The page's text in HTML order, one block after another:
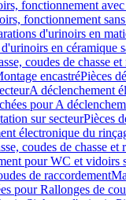
fonctionnement
fonctionnement sans
d'urinoirs en
en céramique
coudes de chasse
encastréPièces
A déclenchement
pour A
sur secteurPièces
électronique du
coudes de chasse et
pour WC et vidoirs
de raccordement
pour Rallonges de